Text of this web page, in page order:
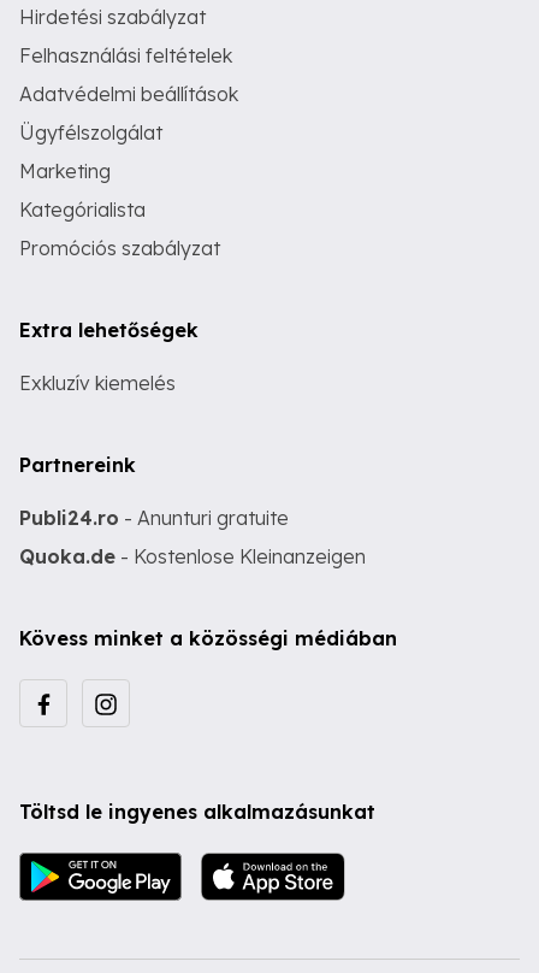
Hirdetési szabályzat
Felhasználási feltételek
Adatvédelmi beállítások
Ügyfélszolgálat
Marketing
Kategórialista
Promóciós szabályzat
Extra lehetőségek
Exkluzív kiemelés
Partnereink
Publi24.ro - Anunturi gratuite
Quoka.de - Kostenlose Kleinanzeigen
Kövess minket a közösségi médiában
Töltsd le ingyenes alkalmazásunkat